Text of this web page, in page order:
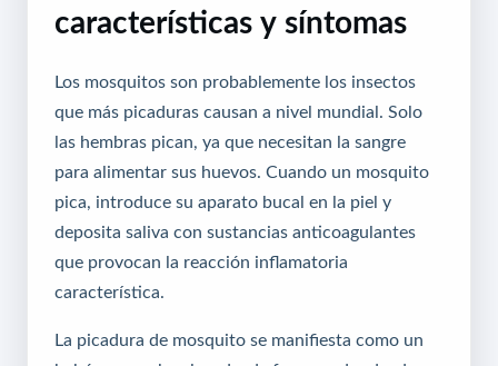
características y síntomas
Los mosquitos son probablemente los insectos
que más picaduras causan a nivel mundial. Solo
las hembras pican, ya que necesitan la sangre
para alimentar sus huevos. Cuando un mosquito
pica, introduce su aparato bucal en la piel y
deposita saliva con sustancias anticoagulantes
que provocan la reacción inflamatoria
característica.
La picadura de mosquito se manifiesta como un